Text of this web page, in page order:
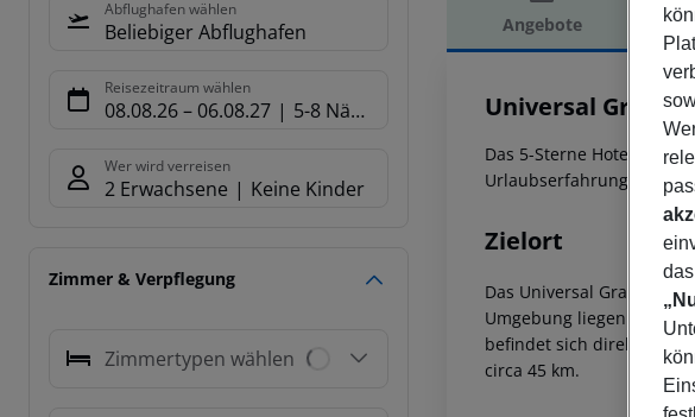
Abflughafen wählen
Beliebiger Abflughafen
Reisezeitraum wählen
08.08.26– 06.08.27 5-8 Nächte
Wer wird verreisen
2 Erwachsene Keine Kinder
Zimmer & Verpflegung
Zimmertypen wählen
Angebote
Universal Grand
Das 5-Sterne Hotel
Urlaubserfahrung.
Zielort
Das Universal Grand
Umgebung liegen viele
befindet sich direkt am
circa 45 km.